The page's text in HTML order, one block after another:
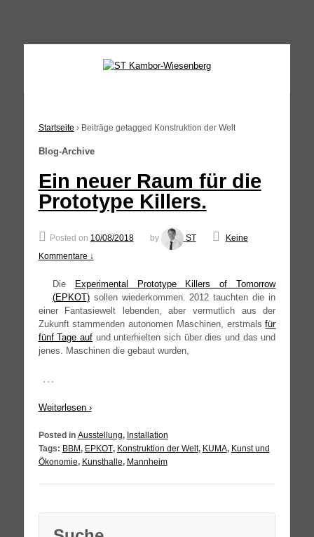
↓
Startseite › Beiträge getagged Konstruktion der Welt
Blog-Archive
Ein neuer Raum für die
Prototype Killers.
Posted on 10/08/2018 by ST
Keine
Kommentare ↓
Die
Expe­ri­men­tal Pro­to­ty­pe Kil­lers of Tomor­row
(EPKOT)sol­len wie­der­kom­men. 2012 tauch­ten die in
einer Fan­ta­sie­welt leben­den, aber ver­mut­lich aus der
Zukunft stam­men­den auto­no­men Maschi­nen, erst­malsfür
fünf Tage aufund unter­hiel­ten sich über dies und das und
jenes. Maschi­nen die gebaut wurden,
…
Wei­ter­le­sen ›
Posted in Ausstellung, Installation
Tags: BBM, EPKOT, Konstruktion der Welt, KUMA, Kunst und
Ökonomie, Kunsthalle, Mannheim